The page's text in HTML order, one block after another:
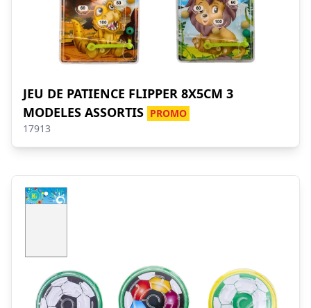
JEU DE PATIENCE FLIPPER 8X5CM 3
MODELES ASSORTIS PROMO
17913